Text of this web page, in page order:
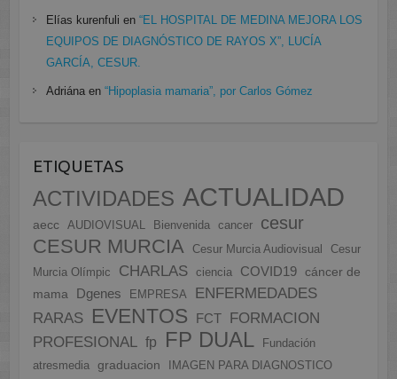
Elías kurenfuli en “EL HOSPITAL DE MEDINA MEJORA LOS
EQUIPOS DE DIAGNÓSTICO DE RAYOS X”, LUCÍA
GARCÍA, CESUR.
Adriánaen “Hipoplasia mamaria”, por Carlos Gómez
ETIQUETAS
ACTIVIDADES ACTUALIDAD
aecc AUDIOVISUAL Bienvenida cancer cesur
CESUR MURCIA Cesur Murcia Audiovisual
Cesur
Murcia Olímpic
CHARLAS ciencia COVID19
cáncer de
mama
Dgenes EMPRESA
ENFERMEDADES
RARAS EVENTOS FCT
FORMACION
PROFESIONAL fp FP DUAL
Fundación
atresmedia
graduacion IMAGEN PARA DIAGNOSTICO